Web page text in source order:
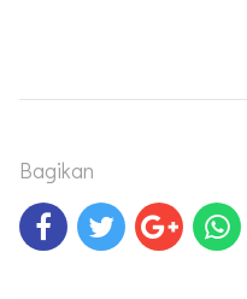
Bagikan